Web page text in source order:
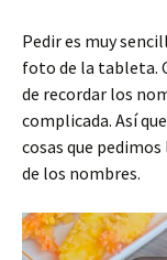
Pedir es muy
foto de la tableta.
de recordar los
complicada. Así
cosas que
de los nombres.